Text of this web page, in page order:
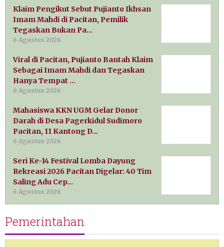
Klaim Pengikut Sebut Pujianto Ikhsan
Imam Mahdi di Pacitan, Pemilik
Tegaskan Bukan Pa…
6 Agustus 2026
Viral di Pacitan, Pujianto Bantah Klaim
Sebagai Imam Mahdi dan Tegaskan
Hanya Tempat …
6 Agustus 2026
Mahasiswa KKN UGM Gelar Donor
Darah di Desa Pagerkidul Sudimoro
Pacitan, 11 Kantong D…
6 Agustus 2026
Seri Ke-14 Festival Lomba Dayung
Rekreasi 2026 Pacitan Digelar: 40 Tim
Saling Adu Cep…
6 Agustus 2026
Pemerintahan